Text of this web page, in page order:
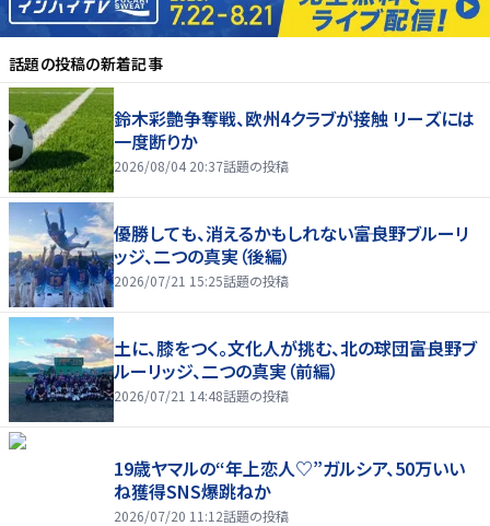
話題の投稿の新着記事
鈴木彩艶争奪戦、欧州4クラブが接触 リーズには
一度断りか
2026/08/04 20:37話題の投稿
優勝しても、消えるかもしれない――富良野ブルーリ
ッジ、二つの真実（後編）
2026/07/21 15:25話題の投稿
土に、膝をつく。文化人が挑む、北の球団――富良野ブ
ルーリッジ、二つの真実（前編）
2026/07/21 14:48話題の投稿
19歳ヤマルの“年上恋人♡”ガルシア、50万いい
ね獲得SNS爆跳ねか
2026/07/20 11:12話題の投稿